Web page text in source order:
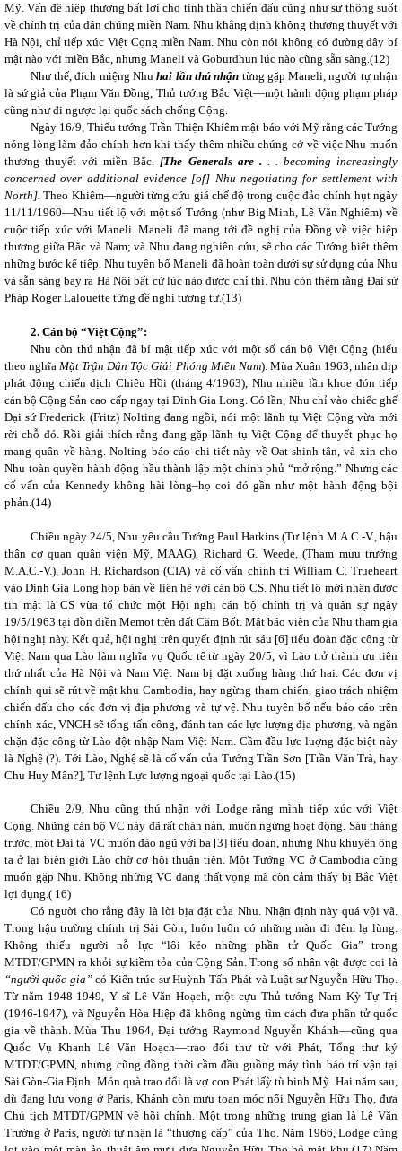
Mỹ. Vấn đề hiệp thương bất lợi cho tinh thần chiến đấu cũng như sự thông suốt
về chính trị của dân chúng miền Nam. Nhu khẳng định không thương thuyết với
Hà Nội, chỉ tiếp xúc Việt Cọng miền Nam. Nhu còn nói không có đường dây bí
mật nào với miền Bắc, nhưng Maneli và Goburdhun lúc nào cũng sẵn sàng.(12)
Như thế, đích miệng Nhuhai lần thú nhận từng gặp Maneli, người tự nhận
là sứ giả của Phạm Văn Đồng, Thủ tướng Bắc Việt—một hành động phạm pháp
cũng như đi ngược lại quốc sách chống Cộng.
Ngày 16/9, Thiếu tướng Trần Thiện Khiêm mật báo với Mỹ rằng các Tướng
nóng lòng làm đảo chính hơn khi thấy thêm nhiều chứng cớ về việc Nhu muốn
thương thuyết với miền Bắc.[The Generals are . . . becoming increasingly
concerned over additional evidence [of] Nhu negotiating for settlement with
North].Theo Khiêm—người từng cứu giá chế độ trong cuộc đảo chính hụt ngày
11/11/1960—Nhu tiết lộ với một số Tướng (như Big Minh, Lê Văn Nghiêm) về
cuộc tiếp xúc với Maneli. Maneli đã mang tới đề nghị của Đồng về việc hiệp
thương giữa Bắc và Nam; và Nhu đang nghiên cứu, sẽ cho các Tướng biết thêm
những bước kế tiếp. Nhu tuyên bố Maneli đã hoàn toàn dưới sự sử dụng của Nhu
và sẵn sàng bay ra Hà Nội bất cứ lúc nào được chỉ thị. Nhu còn thêm rằng Đại sứ
Pháp Roger Lalouette từng đề nghị tương tự.(13)
2. Cán bộ “Việt Cộng”:
Nhu còn thú nhận đã bí mật tiếp xúc với một số cán bộ Việt Cộng (hiểu
theo nghĩaMặt Trận Dân Tộc Giải Phóng Miền Nam). Mùa Xuân 1963, nhân dịp
phát động chiến dịch Chiêu Hồi (tháng 4/1963), Nhu nhiều lần khoe đón tiếp
cán bộ Cộng Sản cao cấp ngay tại Dinh Gia Long. Có lần, Nhu chỉ vào chiếc ghế
Đại sứ Frederick (Fritz) Nolting đang ngồi, nói một lãnh tụ Việt Cộng vừa mới
rời chỗ đó. Rồi giải thích rằng đang gặp lãnh tụ Việt Cộng để thuyết phục họ
mang quân về hàng. Nolting báo cáo chi tiết này về Oat-shinh-tân, và xin cho
Nhu toàn quyền hành động hầu thành lập một chính phủ “mở rộng.” Nhưng các
cố vấn của Kennedy không hài lòng–họ coi đó gần như một hành động bội
phản.(14)
Chiều ngày 24/5, Nhu yêu cầu Tướng Paul Harkins (Tư lệnh M.A.C.-V., hậu
thân cơ quan quân viện Mỹ, MAAG), Richard G. Weede, (Tham mưu trưởng
M.A.C.-V.), John H. Richardson (CIA) và cố vấn chính trị William C. Trueheart
vào Dinh Gia Long họp bàn về liên hệ với cán bộ CS. Nhu tiết lộ mới nhận được
tin mật là CS vừa tổ chức một Hội nghị cán bộ chính trị và quân sự ngày
19/5/1963 tại đồn điền Memot trên đất Căm Bốt. Mật báo viên của Nhu tham gia
hội nghị này. Kết quả, hội nghị trên quyết định rút sáu [6] tiểu đoàn đặc công từ
Việt Nam qua Lào làm nghĩa vụ Quốc tế từ ngày 20/5, vì Lào trở thành ưu tiên
thứ nhất của Hà Nội và Nam Việt Nam bị đặt xuống hàng thứ hai. Các đơn vị
chính qui sẽ rút về mật khu Cambodia, hay ngừng tham chiến, giao trách nhiệm
chiến đấu cho các đơn vị địa phương và tự vệ. Nhu tuyên bố nếu báo cáo trên
chính xác, VNCH sẽ tổng tấn công, đánh tan các lực lượng địa phương, và ngăn
chặn đặc công từ Lào đột nhập Nam Việt Nam. Cầm đầu lực luợng đặc biệt này
là Nghệ (?). Tới Lào, Nghệ sẽ là cố vấn của Tướng Trần Sơn [Trần Văn Trà, hay
Chu Huy Mân?], Tư lệnh Lực lượng ngoại quốc tại Lào.(15)
Chiều 2/9, Nhu cũng thú nhận với Lodge rằng mình tiếp xúc với Việt
Cọng. Những cán bộ VC này đã rất chán nản, muốn ngừng hoạt động. Sáu tháng
trước, một Đại tá VC muốn đào ngũ với ba [3] tiểu đoàn, nhưng Nhu khuyên ông
ta ở lại biên giới Lào chờ cơ hội thuận tiện. Một Tướng VC ở Cambodia cũng
muốn gặp Nhu. Không những VC đang thất vọng mà còn cảm thấy bị Bắc Việt
lợi dụng.( 16)
Có người cho rằng đây là lời bịa đặt của Nhu. Nhận định này quá vội vã.
Trong hậu trường chính trị Sài Gòn, luôn luôn có những màn đi đêm lạ lùng.
Không thiếu người nỗ lực “lôi kéo những phần tử Quốc Gia” trong
MTDT/GPMN ra khỏi sự kiềm tỏa của Cộng Sản. Trong số nhân vật được coi là
“người quốc gia”có Kiến trúc sư Huỳnh Tấn Phát và Luật sư Nguyễn Hữu Thọ.
Từ năm 1948-1949, Y sĩ Lê Văn Hoạch, một cựu Thủ tướng Nam Kỳ Tự Trị
(1946-1947), và Nguyễn Hòa Hiệp đã không ngừng tìm cách đưa phần tử quốc
gia về thành. Mùa Thu 1964, Đại tướng Raymond Nguyễn Khánh—cũng qua
Quốc Vụ Khanh Lê Văn Hoạch—trao đổi thư từ với Phát, Tổng thư ký
MTDT/GPMN, nhưng cũng đồng thời cầm đầu guồng máy tình báo trí vận tại
Sài Gòn-Gia Định. Món quà trao đổi là vợ con Phát lấỳ tù binh Mỹ. Hai năm sau,
dù đang lưu vong ở Paris, Khánh còn mưu toan móc nối Nguyễn Hữu Thọ, đưa
Chủ tịch MTDT/GPMN về hồi chính. Một trong những trung gian là Lê Văn
Trường ở Paris, người tự nhận là “thượng cấp” của Thọ. Năm 1966, Lodge cũng